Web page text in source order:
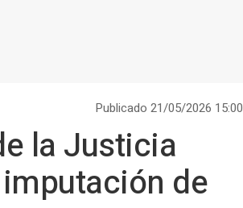
Publicado 21/05/2026 15:00
la Justicia
de